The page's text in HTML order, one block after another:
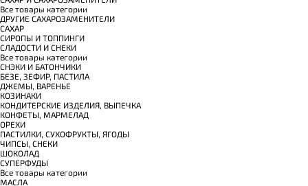
Все товары категории
ДРУГИЕ САХАРОЗАМЕНИТЕЛИ
САХАР
СИРОПЫ И ТОППИНГИ
СЛАДОСТИ И СНЕКИ
Все товары категории
СНЭКИ И БАТОНЧИКИ
БЕЗЕ, ЗЕФИР, ПАСТИЛА
ДЖЕМЫ, ВАРЕНЬЕ
КОЗИНАКИ
КОНДИТЕРСКИЕ ИЗДЕЛИЯ, ВЫПЕЧКА
КОНФЕТЫ, МАРМЕЛАД
ОРЕХИ
ПАСТИЛКИ, СУХОФРУКТЫ, ЯГОДЫ
ЧИПСЫ, СНЕКИ
ШОКОЛАД
СУПЕРФУДЫ
Все товары категории
МАСЛА